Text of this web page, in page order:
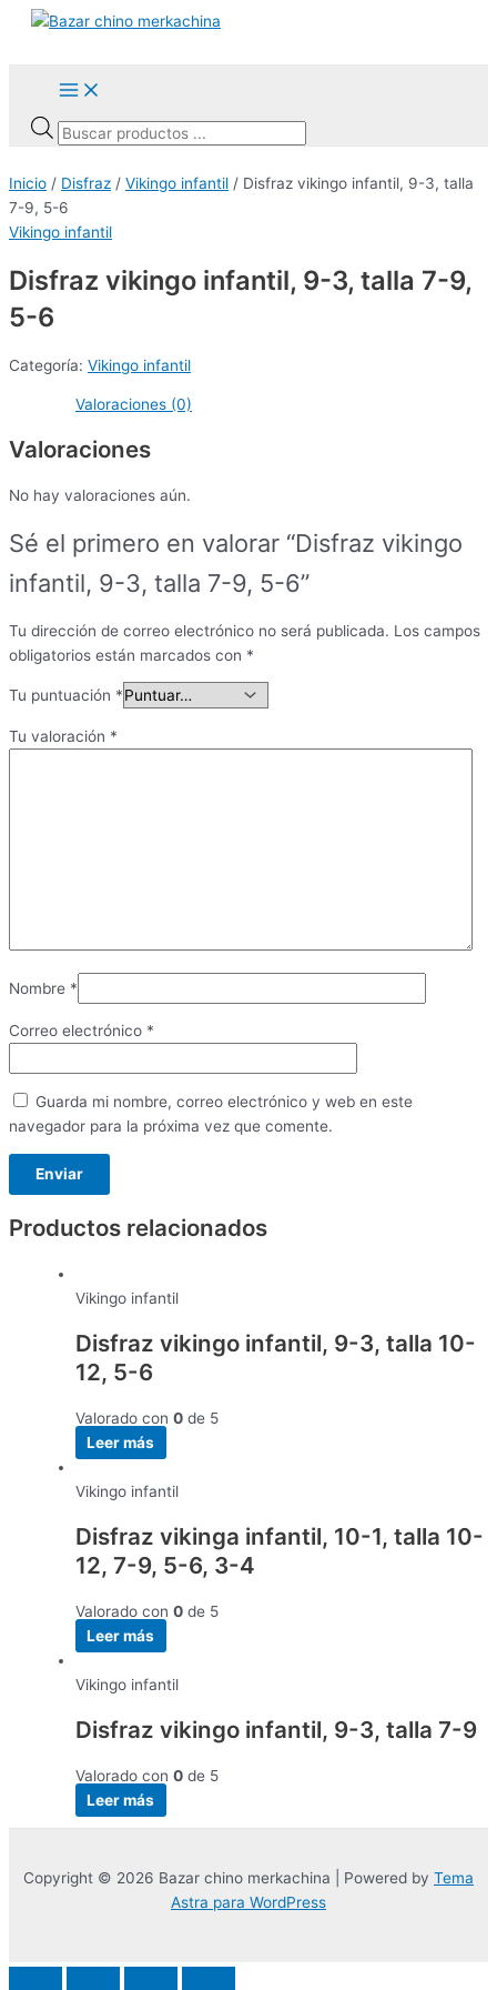
Main
Menu
Búsqueda
productos
Inicio / Disfraz / Vikingo infantil / Disfraz vikingo infantil, 9-3, talla
7-9, 5-6
Vikingo infantil
Disfraz vikingo infantil, 9-3, talla 7-9,
5-6
Categoría: Vikingo infantil
Valoraciones (0)
Valoraciones
No hay valoraciones aún.
Sé el primero en valorar “Disfraz vikingo
infantil, 9-3, talla 7-9, 5-6”
Tu dirección de correo electrónico no será publicada. Los campos
obligatorios están marcados con *
Tu puntuación *
Tu valoración *
Nombre *
Correo electrónico *
Guarda mi nombre, correo electrónico y web en este
navegador para la próxima vez que comente.
Productos relacionados
Vikingo infantil
Disfraz vikingo infantil, 9-3, talla 10-
12, 5-6
Valorado con 0 de 5
Leer más
Vikingo infantil
Disfraz vikinga infantil, 10-1, talla 10-
12, 7-9, 5-6, 3-4
Valorado con 0 de 5
Leer más
Vikingo infantil
Disfraz vikingo infantil, 9-3, talla 7-9
Valorado con 0 de 5
Leer más
Copyright © 2026 Bazar chino merkachina | Powered by Tema
Astra para WordPress